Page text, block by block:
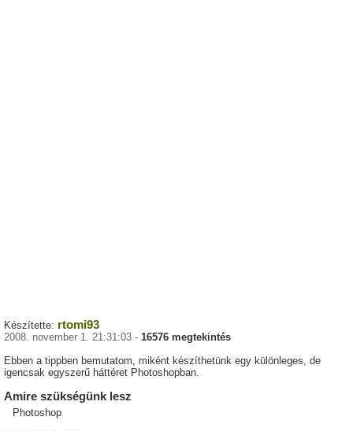
Készítette: rtomi93
2008. november 1. 21:31:03 - 16576 megtekintés
Ebben a tippben bemutatom, miként készíthetünk egy különleges, de
igencsak egyszerű háttéret Photoshopban.
Amire szükségünk lesz
Photoshop